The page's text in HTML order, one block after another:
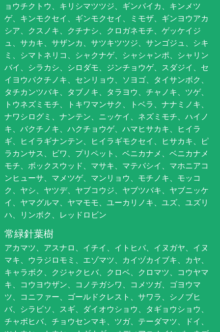
ョウチクトウ、キリシマツツジ、ギンバイカ、キンメツ
ゲ、キンモクセイ、ギンモクセイ、ミモザ、ギンヨウアカ
シア、クスノキ、クチナシ、クロガネモチ、ゲッケイジ
ュ、サカキ、サザンカ、サツキツツジ、サンゴジュ、シキ
ミ、シマトネリコ、シャクナゲ、シャシャンポ、シャリン
バイ、シラカシ、シロダモ、ジンチョウゲ、スダジイ、セ
イヨウバクチノキ、センリョウ、ソヨゴ、タイサンボク、
タチカンツバキ、タブノキ、タラヨウ、チャノキ、ツゲ、
トウネズミモチ、トキワマンサク、トベラ、ナナミノキ、
ナワシログミ、ナンテン、ニッケイ、ネズミモチ、ハイノ
キ、バクチノキ、ハクチョウゲ、ハマヒサカキ、ヒイラ
ギ、ヒイラギナンテン、ヒイラギモクセイ、ヒサカキ、ピ
ラカンサス、ビワ、プリペット、ベニカナメ、ベニカナメ
モチ、ボックスウッド、マサキ、マテバシイ、マホニアコ
ンヒューサ、マメツゲ、マンリョウ、モチノキ、モッコ
ク、ヤシ、ヤツデ、ヤブコウジ、ヤブツバキ、ヤブニッケ
イ、ヤマグルマ、ヤマモモ、ユーカリノキ、ユズ、ユズリ
ハ、リンボク、レッドロビン
常緑針葉樹
アカマツ、アスナロ、イチイ、イトヒバ、イヌガヤ、イヌ
マキ、ウラジロモミ、エゾマツ、カイヅカイブキ、カヤ、
キャラボク、クジャクヒバ、クロベ、クロマツ、コウヤマ
キ、コウヨウザン、コノテガシワ、コメツガ、ゴヨウマ
ツ、コニファー、ゴールドクレスト、サワラ、シノブヒ
バ、シラビソ、スギ、ダイオウショウ、タギョウショウ、
チャボヒバ、チョウセンマキ、ツガ、テーダマツ、ドイ、